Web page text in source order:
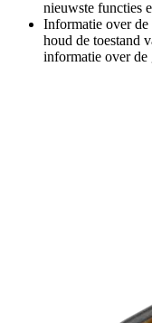
nieuwste functies
Informatie over de
houd de toestand
informatie over de